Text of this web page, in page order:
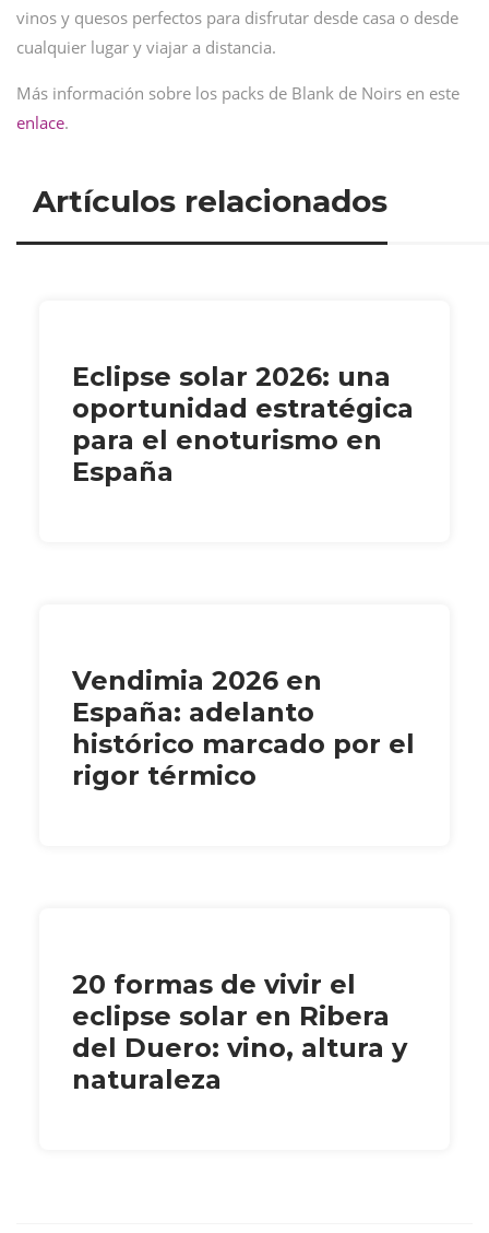
vinos y quesos perfectos para disfrutar desde casa o desde
cualquier lugar y viajar a distancia.
Más información sobre los packs de Blank de Noirs en este
enlace.
Artículos relacionados
Eclipse solar 2026: una
oportunidad estratégica
para el enoturismo en
España
Vendimia 2026 en
España: adelanto
histórico marcado por el
rigor térmico
20 formas de vivir el
eclipse solar en Ribera
del Duero: vino, altura y
naturaleza